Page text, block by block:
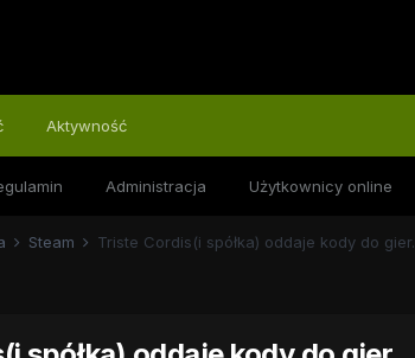
Administracja Użytkownicy online
Aktywność
Steam Triste Cordis(i spółka) oddaje kody do gier.